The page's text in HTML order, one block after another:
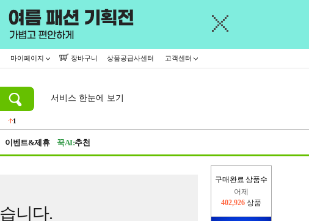
마이페이지 장바구니 상품공급사센터 고객센터
1
서비스 한눈에 보기
이벤트&제휴 꾹AI:추천
구매완료 상품수
어제
402,926 상품
니다.